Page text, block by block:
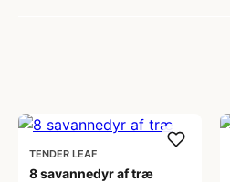
TENDER LEAF
8 savannedyr af træ